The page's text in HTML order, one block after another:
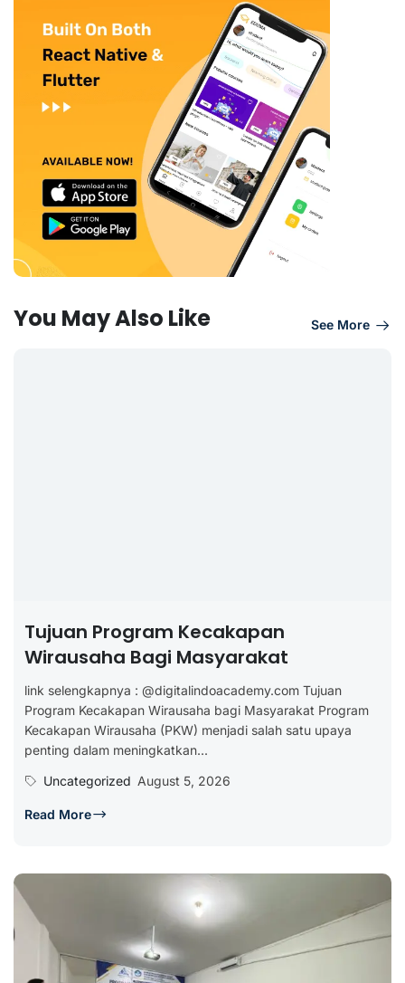
You May Also Like See More
Tujuan Program Kecakapan
Wirausaha Bagi Masyarakat
link selengkapnya : @digitalindoacademy.com Tujuan
Program Kecakapan Wirausaha bagi Masyarakat Program
Kecakapan Wirausaha (PKW) menjadi salah satu upaya
penting dalam meningkatkan...
Uncategorized August 5, 2026
Read More